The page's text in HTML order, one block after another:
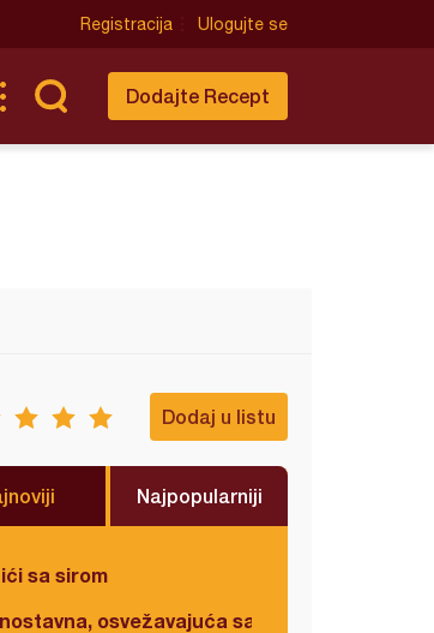
Registracija Ulogujte se
Dodajte Recept
Dodaj u listu
Najpopularniji
sa sirom
osvežavajuća salata